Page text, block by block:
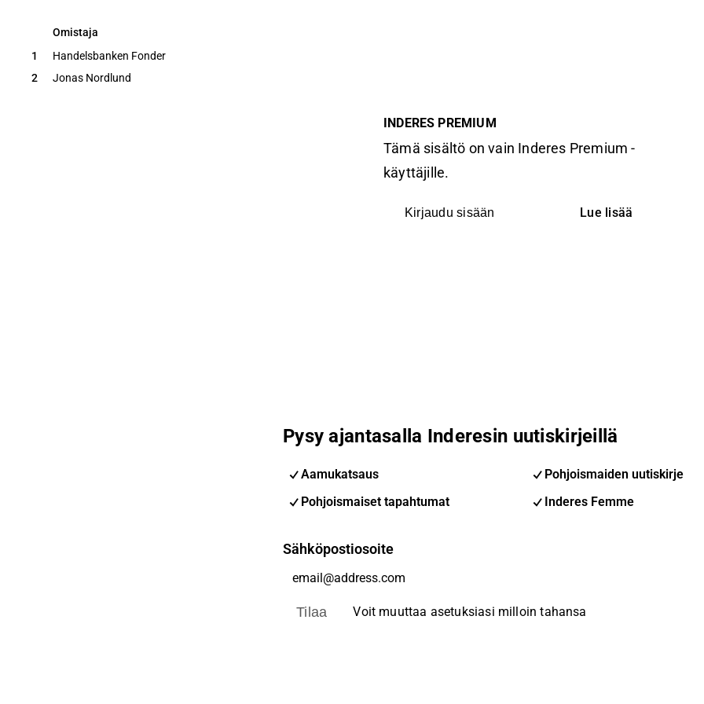
Omistaja
Omistaja
1
Handelsbanken Fonder
2
Jonas Nordlund
INDERES PREMIUM
Tämä sisältö on vain Inderes Premium -
käyttäjille.
Kirjaudu sisään Lue lisää
Pysy ajantasalla Inderesin uutiskirjeillä
Aamukatsaus
Pohjoismaiden uutiskirje
Pohjoismaiset tapahtumat
Inderes Femme
Sähköpostiosoite
Tilaa Voit muuttaa asetuksiasi milloin tahansa